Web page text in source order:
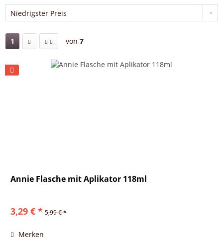
1 von 7
Annie Flasche mit Aplikator 118ml
3,29 € * 5,99 € *
Merken